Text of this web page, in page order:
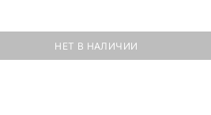
НЕТ В НАЛИЧИИ